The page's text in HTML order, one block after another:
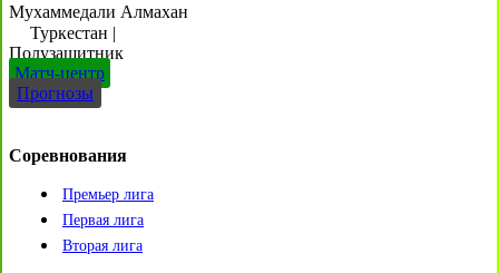
Мухаммедали Алмахан
Туркестан |
Полузащитник
Матч-центр
Прогнозы
Соревнования
Премьер лига
Первая лига
Вторая лига